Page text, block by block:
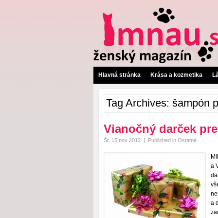
Hlavná stránka Krása a kozmetika
Tag Archives: šampón
Vianočný darček
Št, 15 nov 2012 | Published in Ostatné
a
a